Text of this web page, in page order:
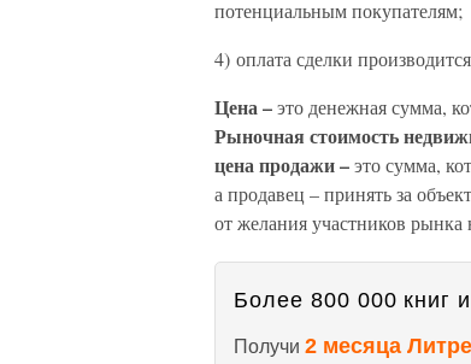
потенциальным покупателям;
4) оплата сделки
Цена –это денежная сумма,
Рыночная стоимость
цена продажи –это сумма,
а продавец – принять за
от желания участников
Более 800 000 книг
Получи 2 месяца